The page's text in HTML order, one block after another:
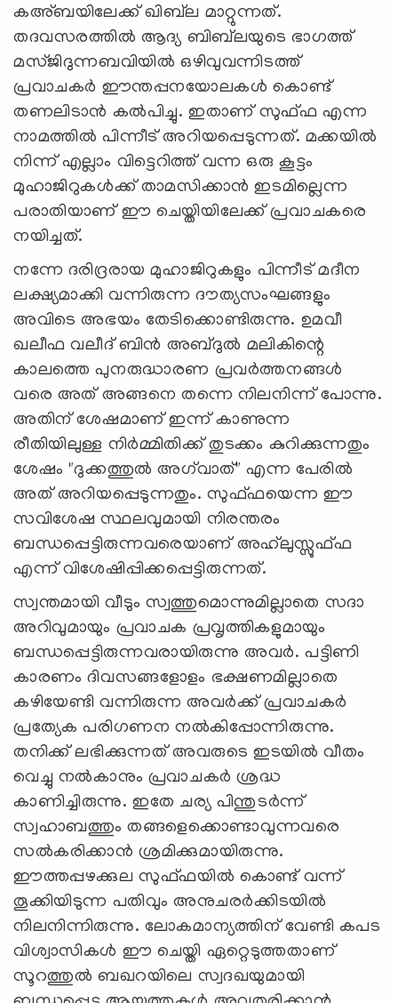
കഅ്ബയിലേക്ക് ഖിബ്‍ല മാറ്റുന്നത്.
തദവസരത്തിൽ ആദ്യ ബിബ്‍ലയുടെ ഭാഗത്ത്
മസ്ജിദുന്നബവിയിൽ ഒഴിവുവന്നിടത്ത്
പ്രവാചകർ ഈന്തപ്പനയോലകൾ കൊണ്ട്
തണലിടാൻ കൽപിച്ചു. ഇതാണ് സുഫ്ഫ എന്ന
നാമത്തിൽ പിന്നീട് അറിയപ്പെടുന്നത്. മക്കയിൽ
നിന്ന് എല്ലാം വിട്ടെറിത്ത് വന്ന ഒരു കൂട്ടം
മുഹാജിറുകൾക്ക് താമസിക്കാൻ ഇടമില്ലെന്ന
പരാതിയാണ് ഈ ചെയ്തിയിലേക്ക് പ്രവാചകരെ
നയിച്ചത്.
നന്നേ ദരിദ്രരായ മുഹാജിറുകളും പിന്നീട് മദീന
ലക്ഷ്യമാക്കി വന്നിരുന്ന ദൗത്യസംഘങ്ങളും
അവിടെ അഭയം തേടിക്കൊണ്ടിരുന്നു. ഉമവീ
ഖലീഫ വലീദ് ബിൻ അബ്ദുൽ മലികിന്റെ
കാലത്തെ പുനരുദ്ധാരണ പ്രവർത്തനങ്ങൾ
വരെ അത് അങ്ങനെ തന്നെ നിലനിന്ന് പോന്നു.
അതിന് ശേഷമാണ് ഇന്ന് കാണുന്ന
രീതിയിലുള്ള നിര്‍മ്മിതിക്ക് തുടക്കം കുറിക്കുന്നതും
ശേഷം "ദുക്കത്തുൽ അഗ്‍വാത്" എന്ന പേരില്‍
അത് അറിയപ്പെടുന്നതും. സുഫ്ഫയെന്ന ഈ
സവിശേഷ സ്ഥലവുമായി നിരന്തരം
ബന്ധപ്പെട്ടിരുന്നവരെയാണ് അഹ്‍ലുസ്സുഫ്ഫ
എന്ന് വിശേഷിപ്പിക്കപ്പെട്ടിരുന്നത്.
സ്വന്തമായി വീടും സ്വത്തുമൊന്നുമില്ലാതെ സദാ
അറിവുമായും പ്രവാചക പ്രവൃത്തികളുമായും
ബന്ധപ്പെട്ടിരുന്നവരായിരുന്നു അവർ. പട്ടിണി
കാരണം ദിവസങ്ങളോളം ഭക്ഷണമില്ലാതെ
കഴിയേണ്ടി വന്നിരുന്ന അവർക്ക് പ്രവാചകർ
പ്രത്യേക പരിഗണന നൽകിപ്പോന്നിരുന്നു.
തനിക്ക് ലഭിക്കുന്നത് അവരുടെ ഇടയിൽ വീതം
വെച്ചു നൽകാനും പ്രവാചകർ ശ്രദ്ധ
കാണിച്ചിരുന്നു. ഇതേ ചര്യ പിന്തുടർന്ന്
സ്വഹാബത്തും തങ്ങളെക്കൊണ്ടാവുന്നവരെ
സൽകരിക്കാൻ ശ്രമിക്കുമായിരുന്നു.
ഈത്തപ്പഴക്കുല സുഫ്‍ഫയിൽ കൊണ്ട് വന്ന്
തൂക്കിയിടുന്ന പതിവും അനുചരർക്കിടയിൽ
നിലനിന്നിരുന്നു. ലോകമാന്യത്തിന് വേണ്ടി കപട
വിശ്വാസികൾ ഈ ചെയ്തി ഏറ്റെടുത്തതാണ്
സൂറത്തുൽ ബഖറയിലെ സ്വദഖയുമായി